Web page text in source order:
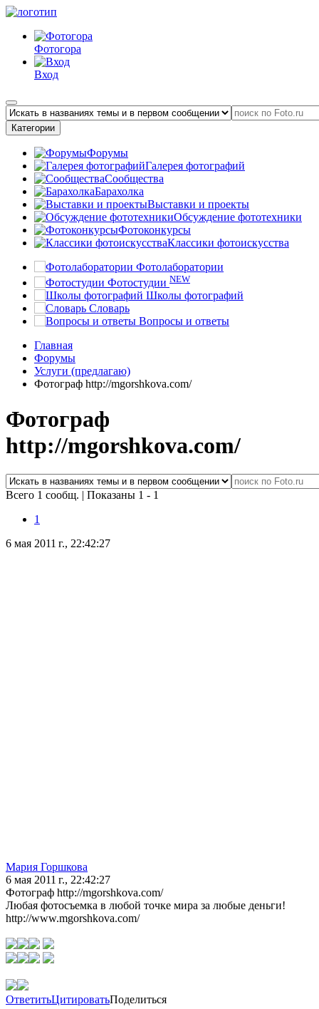
Фотогора
Вход
Категории
Форумы
Галерея фотографий
Сообщества
Барахолка
Выставки и проекты
Обсуждение фототехники
Фотоконкурсы
Классики фотоискусства
Фотолаборатории
Фотостудии NEW
Школы фотографий
Словарь
Вопросы и ответы
Главная
Форумы
Услуги (предлагаю)
Фотограф http://mgorshkova.com/
Фотограф
http://mgorshkova.com/
Всего 1 сообщ. | Показаны 1 - 1
1
6 мая 2011 г., 22:42:27
Мария Горшкова
6 мая 2011 г., 22:42:27
Фотограф http://mgorshkova.com/
Любая фотосъемка в любой точке мира за любые деньги!
http://www.mgorshkova.com/
ОтветитьЦитироватьПоделиться